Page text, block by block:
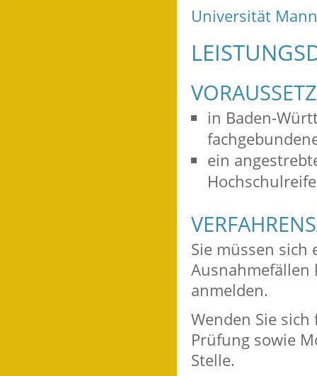
Universität
in Baden-
ein
Sie müssen
Ausnahmefällen
anmelden.
Wenden Sie
Prüfung sowie
Stelle.